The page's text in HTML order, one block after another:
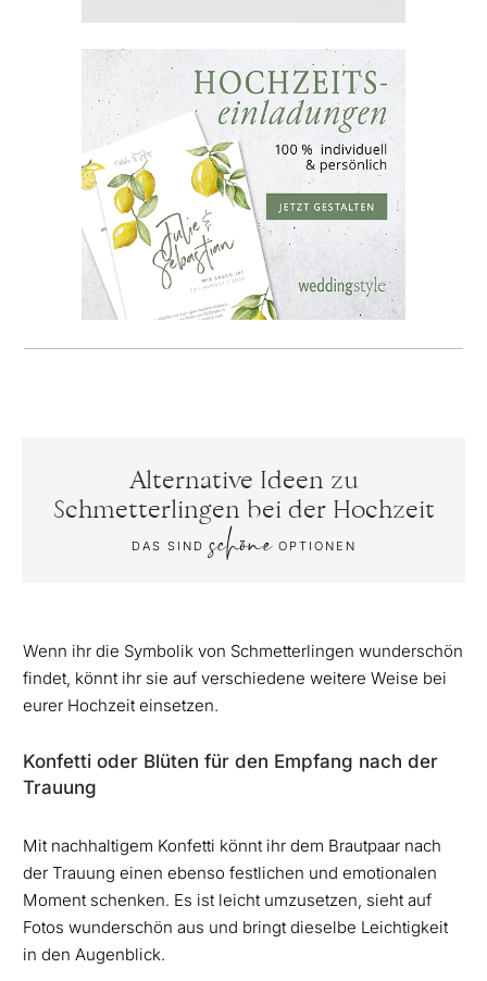
Alternative Ideen zu
Schmetterlingen bei der Hochzeit
DAS SINDschöneOPTIONEN
Wenn ihr die Symbolik von Schmetterlingen wunderschön
findet, könnt ihr sie auf verschiedene weitere Weise bei
eurer Hochzeit einsetzen.
Konfetti oder Blüten für den Empfang nach der
Trauung
Mit nachhaltigem Konfetti könnt ihr dem Brautpaar nach
der Trauung einen ebenso festlichen und emotionalen
Moment schenken. Es ist leicht umzusetzen, sieht auf
Fotos wunderschön aus und bringt dieselbe Leichtigkeit
in den Augenblick.